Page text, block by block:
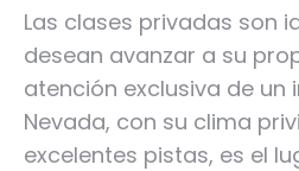
Las clases privadas son
desean avanzar a su
atención exclusiva de un
Nevada, con su clima
excelentes pistas, es el